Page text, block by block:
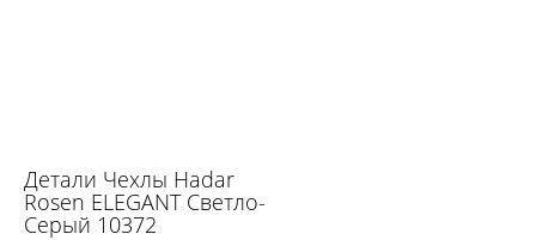
Детали Чехлы Hadar
Rosen ELEGANT Светло-
Серый 10372